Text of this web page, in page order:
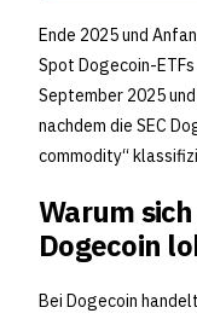
Ende 2025 und
Spot Dogecoin-ETFs
September 2025
nachdem die SEC
commodity“
Warum
Dogecoin
Bei Dogecoin